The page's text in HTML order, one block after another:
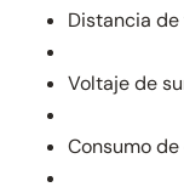
Distancia
Voltaje de
Consumo de